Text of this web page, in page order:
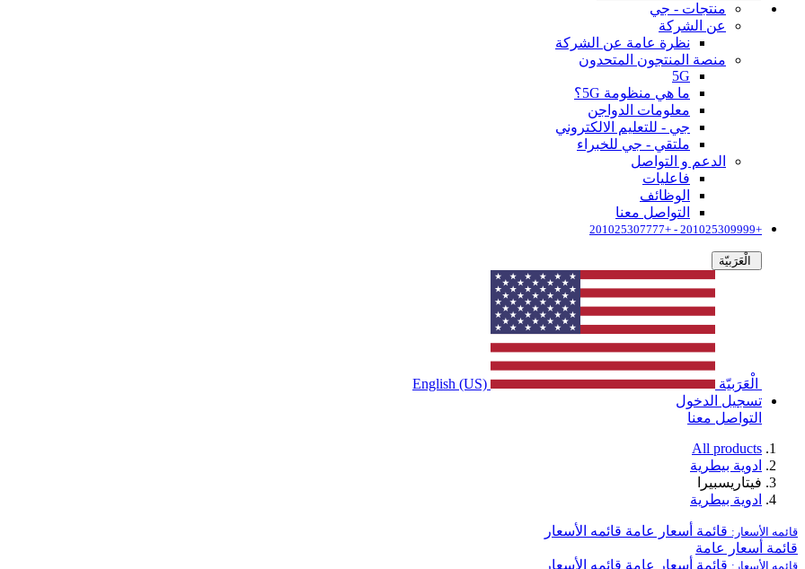
منتجات - جي
عن الشركة
نظرة عامة عن الشركة
منصة المنتجون المتحدون
5G
ما هي منظومة 5G؟
معلومات الدواجن
جي - للتعليم الالكتروني
ملتقي - جي للخبراء
الدعم و التواصل
فاعليات
الوظائف
التواصل معنا
+201025309999 - +201025307777
الْعَرَبيّة
الْعَرَبيّة
English (US)
تسجيل الدخول
التواصل معنا
All products
ادوية بيطرية
فيتاريسبيرا
ادوية بيطرية
قائمه الأسعار: قائمة أسعار عامة قائمه الأسعار
قائمة أسعار عامة
قائمه الأسعار: قائمة أسعار عامة قائمه الأسعار